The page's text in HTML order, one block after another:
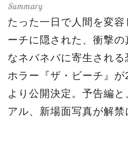
たった一日で人間を変
ーチに隠された、衝撃
なネバネバに寄生され
ホラー『ザ・ビーチ』
より公開決定。予告編と
アル、新場面写真が解禁